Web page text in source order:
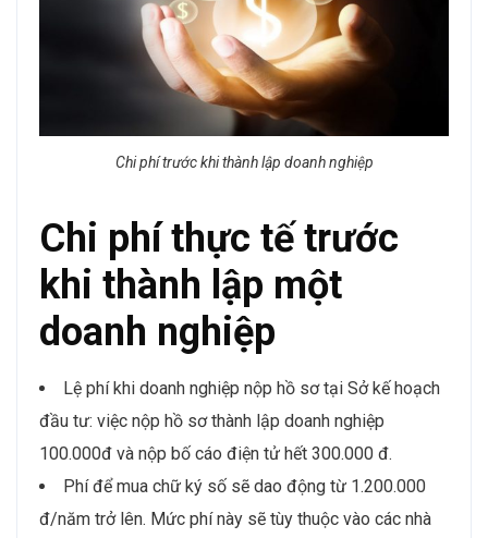
Chi phí trước khi thành lập doanh nghiệp
Chi phí thực tế trước
khi thành lập một
doanh nghiệp
Lệ phí khi doanh nghiệp nộp hồ sơ tại Sở kế hoạch
đầu tư: việc nộp hồ sơ thành lập doanh nghiệp
100.000đ và nộp bố cáo điện tử hết 300.000 đ.
Phí để mua chữ ký số sẽ dao động từ 1.200.000
đ/năm trở lên. Mức phí này sẽ tùy thuộc vào các nhà